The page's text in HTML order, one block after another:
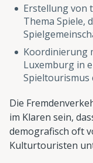
Erstellung von
Thema Spiele,
Koordinierung
Luxemburg in
Spieltourismus
Die
im Klaren sein,
demografisch oft
Kulturtouristen